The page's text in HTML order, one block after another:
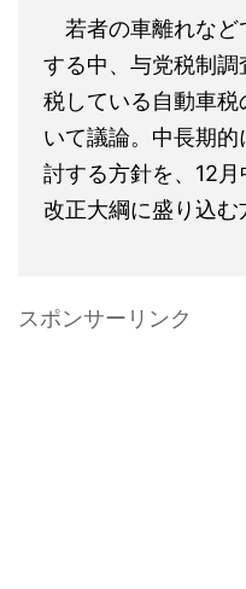
若者の車離れなど
する中、与党税制
税している自動車
いて議論。中長期
討する方針を、12
改正大綱に盛り込む
スポンサーリンク